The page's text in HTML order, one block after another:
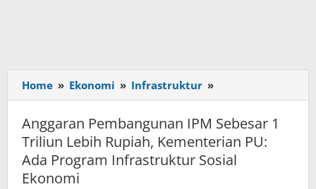
Home » Ekonomi » Infrastruktur »
Pembangunan
IPM
Sebesar
1
Triliun
Anggaran Pembangunan IPM Sebesar 1
Triliun Lebih Rupiah, Kementerian PU:
Ada Program Infrastruktur Sosial
Ekonomi